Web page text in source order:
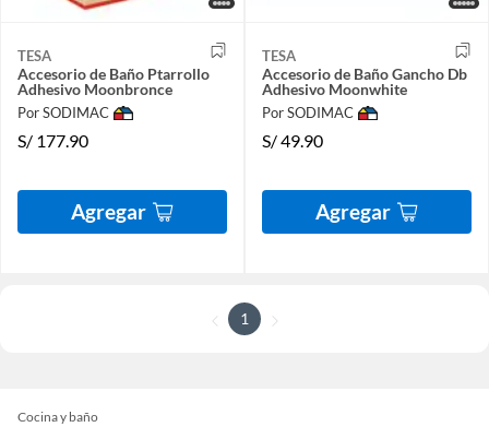
TESA
Accesorio de Baño Ptarrollo
Adhesivo Moonbronce
Por SODIMAC
S/ 177.90
Agregar
TESA
Accesorio de Baño Gancho Db
Adhesivo Moonwhite
Por SODIMAC
S/49.90
Agregar
1
Cocina y baño